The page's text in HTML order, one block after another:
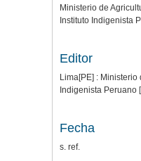
Ministerio de
Instituto Indigenista
Editor
Lima[PE] : Ministerio
Indigenista Peruano
Fecha
s. ref.